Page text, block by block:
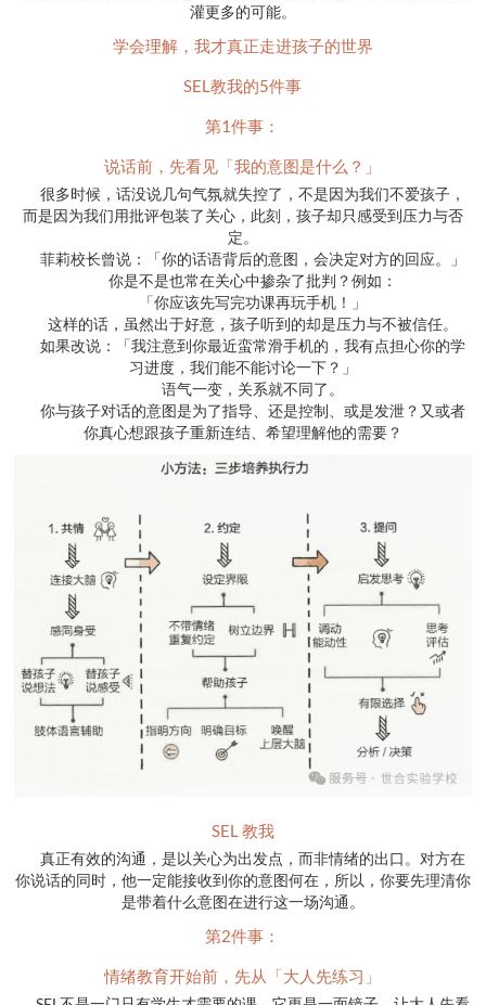
灌更多的可能。
学会理解，我才真正走进孩子的世界
SEL教我的5件事
第1件事：
说话前，先看见「我的意图是什么？」
很多时候，话没说几句气氛就失控了，不是因为我们不爱孩子，
而是因为我们用批评包装了关心，此刻，孩子却只感受到压力与否
定。
菲莉校长曾说：「你的话语背后的意图，会决定对方的回应。」
你是不是也常在关心中掺杂了批判？例如：
「你应该先写完功课再玩手机！」
这样的话，虽然出于好意，孩子听到的却是压力与不被信任。
如果改说：「我注意到你最近蛮常滑手机的，我有点担心你的学
习进度，我们能不能讨论一下？」
语气一变，关系就不同了。
你与孩子对话的意图是为了指导、还是控制、或是发泄？又或者
你真心想跟孩子重新连结、希望理解他的需要？
SEL 教我
真正有效的沟通，是以关心为出发点，而非情绪的出口。对方在
你说话的同时，他一定能接收到你的意图何在，所以，你要先理清你
是带着什么意图在进行这一场沟通。
第2件事：
情绪教育开始前，先从「大人先练习」